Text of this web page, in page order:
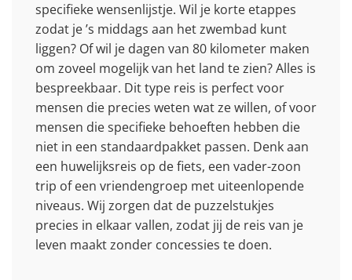
specifieke wensenlijstje. Wil je korte etappes
zodat je ’s middags aan het zwembad kunt
liggen? Of wil je dagen van 80 kilometer maken
om zoveel mogelijk van het land te zien? Alles is
bespreekbaar. Dit type reis is perfect voor
mensen die precies weten wat ze willen, of voor
mensen die specifieke behoeften hebben die
niet in een standaardpakket passen. Denk aan
een huwelijksreis op de fiets, een vader-zoon
trip of een vriendengroep met uiteenlopende
niveaus. Wij zorgen dat de puzzelstukjes
precies in elkaar vallen, zodat jij de reis van je
leven maakt zonder concessies te doen.